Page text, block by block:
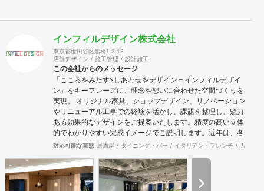
インフィルデザイン株式会社
東京都世田谷区船橋1-3-18
店舗デザイン
施工管理 設計施工
この会社からのメッセージ
「こころをみたす×しあわせをデザイン＝インフィルデザイ
ン」をキーフレーズに、理念や想いに合わせた空間づくりを
実現。 オリジナル家具、ショップデザイン、リノベーション
やリニューアル工事での経験を活かし、課題を整理し、魅力
ある効果的なデザインをご提案いたします。精度の高い立体
的でわかりやすい完成イメージでご説明します。近年は、各
地域の自治体様からエリア全体の構想や空き施設の有効利用
をいただいています。 連携スタッフには経験豊富な一級建築
士もおりますので、立地に合わせた集客できる施設・店舗づ
くりを事業構想から、デザイン・設計・工事監理までサポー
対応可能な業態 居酒屋 ダイニング・バー イタリアン・フレンチ カフェ